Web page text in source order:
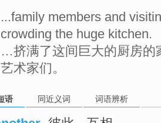
...family members and
crowding the huge kitchen.
…挤满了这间巨大的厨房的
艺术家们。
语 同近义词 词语辨析